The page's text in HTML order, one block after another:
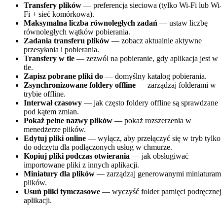
Transfery plików — preferencja sieciowa (tylko Wi-Fi lub
Fi + sieć komórkowa).
Maksymalna liczba równoległych zadań — ustaw liczbę
równoległych wątków pobierania.
Zadania transferu plików — zobacz aktualnie aktywne
przesyłania i pobierania.
Transfery w tle — zezwól na pobieranie, gdy aplikacja jest w
tle.
Zapisz pobrane pliki do — domyślny katalog pobierania.
Zsynchronizowane foldery offline — zarządzaj folderami w
trybie offline.
Interwał czasowy — jak często foldery offline są sprawdzane
pod kątem zmian.
Pokaż pełne nazwy plików — pokaż rozszerzenia w
menedżerze plików.
Edytuj pliki online — wyłącz, aby przełączyć się w tryb tylko
do odczytu dla podłączonych usług w chmurze.
Kopiuj pliki podczas otwierania — jak obsługiwać
importowane pliki z innych aplikacji.
Miniatury dla plików — zarządzaj generowanymi
plików.
Usuń pliki tymczasowe — wyczyść folder pamięci podręcznej
aplikacji.